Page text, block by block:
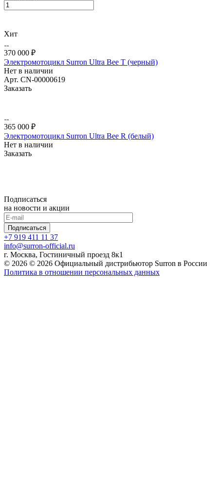
Хит
370 000 ₽
Электромотоцикл Surron Ultra Bee T (черный)
Нет в наличии
Арт. CN-00000619
Заказать
365 000 ₽
Электромотоцикл Surron Ultra Bee R (белый)
Нет в наличии
Заказать
Подписаться
на новости и акции
Подписаться
+7 919 411 11 37
info@surron-official.ru
г. Москва, Гостиничный проезд 8к1
© 2026 © 2026 Официальный дистрибьютор Surron в России
Политика в отношении персональных данных